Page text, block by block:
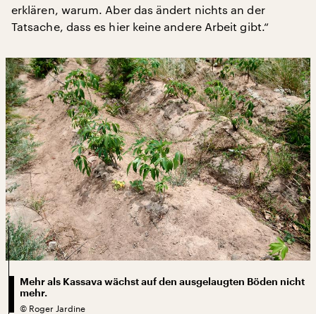
erklären, warum. Aber das ändert nichts an der
Tatsache, dass es hier keine andere Arbeit gibt.“
Mehr als Kassava wächst auf den ausgelaugten Böden nicht
mehr.
© Roger Jardine